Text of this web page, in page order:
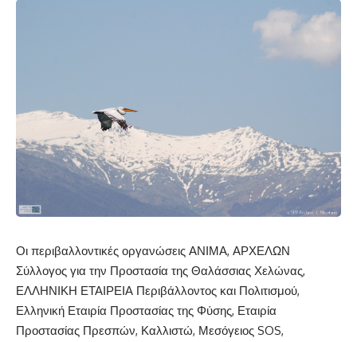
Οι περιβαλλοντικές οργανώσεις ΑΝΙΜΑ, ΑΡΧΕΛΩΝ
Σύλλογος για την Προστασία της Θαλάσσιας Χελώνας,
ΕΛΛΗΝΙΚΗ ΕΤΑΙΡΕΙΑ Περιβάλλοντος και Πολιτισμού,
Ελληνική Εταιρία Προστασίας της Φύσης, Εταιρία
Προστασίας Πρεσπών, Καλλιστώ, Μεσόγειος SOS,